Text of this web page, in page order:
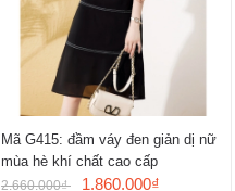
Mã G415: đầm váy đen giản dị nữ
mùa hè khí chất cao cấp
2.660.000₫ 1.860.000₫